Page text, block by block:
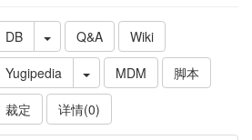
DB Q&A
Wiki
Yugipedia
MDM
脚本
裁定
详情(0)